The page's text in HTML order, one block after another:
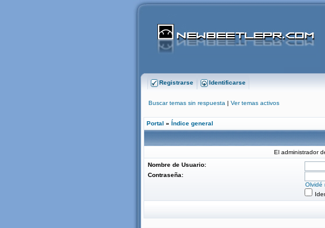
Registrarse Identificarse
Buscar temas sin respuesta | Ver temas activos
Portal » Índice general
El administrador
Nombre de Usuario:
Contraseña:
Olvidé